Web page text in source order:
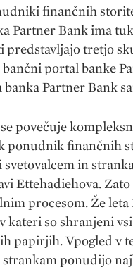
finančnih
Partner Bank ima
predstavljajo tretjo
portal banke
Partner Bank
povečuje
ponudnik finančnih
svetovalcem in
Ettehadiehova.
procesom. Že leta
kateri so shranjeni
papirjih. Vpogled v
ponudijo